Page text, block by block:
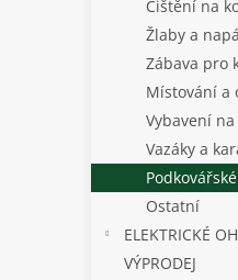
Čištění na
Žlaby a
Zábava pro
Místování a
Vybavení
Vazáky a
Ostatní
ELEKTRICKÉ
VÝPRODEJ